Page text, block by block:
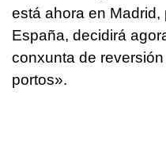
está ahora en Madrid,
España, decidirá
conxunta de
portos».